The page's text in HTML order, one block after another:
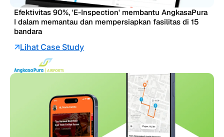
Efektivitas 90%, 'E-Inspection' membantu AngkasaPura
I dalam memantau dan mempersiapkan fasilitas di 15
bandara
Lihat Case Study